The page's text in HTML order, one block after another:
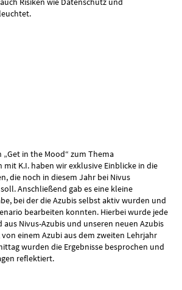
„Get in the Mood“ zum Thema
K.I. haben wir exklusive Einblicke in die
die noch in diesem Jahr bei Nivus
Anschließend gab es eine kleine
bei der die Azubis selbst aktiv wurden und
bearbeiten konnten. Hierbei wurde jede
aus Nivus-Azubis und unseren neuen Azubis
einem Azubi aus dem zweiten Lehrjahr
wurden die Ergebnisse besprochen und
reflektiert.